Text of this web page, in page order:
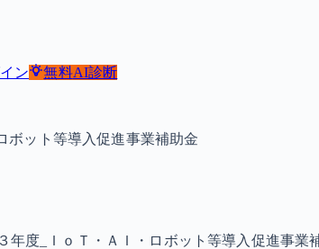
ン 無料AI診断
ボット等導入促進事業補助金
年度_ＩｏＴ・ＡＩ・ロボット等導入促進事業